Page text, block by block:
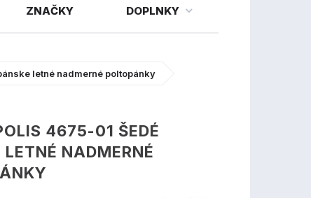
ZNAČKY DOPLNKY
letné nadmerné poltopánky
4675-01 ŠEDÉ
LETNÉ NADMERNÉ